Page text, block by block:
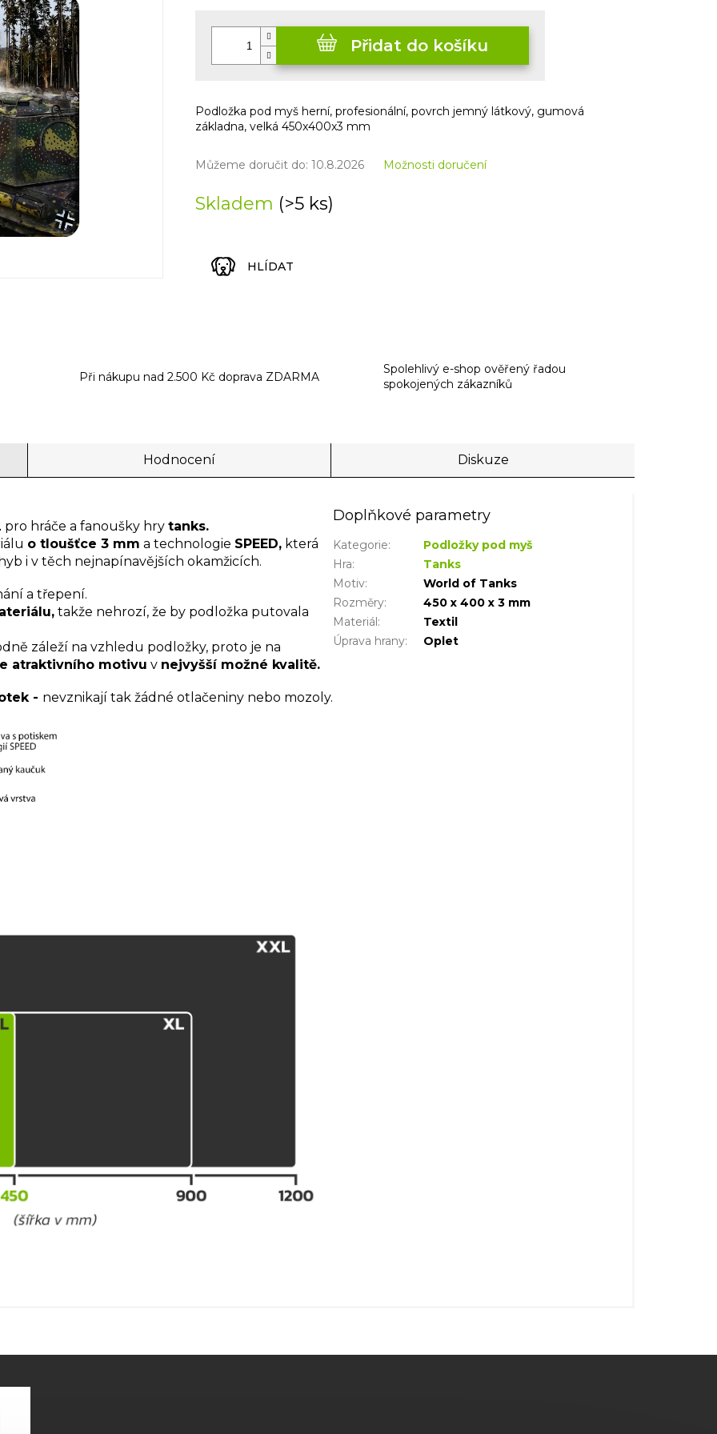
Skladem (>5 ks)
Můžeme doručit do: 10.8.2026 Možnosti doručení
Přidat do košíku
Podložka pod myš herní, profesionální, povrch jemný látkový, gumová
základna, velká 450x400x3 mm
HLÍDAT
Při nákupu nad 2.500 Kč doprava ZDARMA
Spolehlivý e-shop ověřený řadou
spokojených zákazníků
Hodnocení Diskuze
pro hráče a fanoušky hry tanks.
o tloušťce 3 mm a technologie SPEED, která
i v těch nejnapínavějších okamžicích.
a třepení.
takže nehrozí, že by podložka putovala
záleží na vzhledu podložky, proto je na
atraktivního motivu v nejvyšší možné kvalitě.
- nevznikají tak žádné otlačeniny nebo mozoly.
Doplňkové parametry
Kategorie:
Podložky pod myš
Hra:
Tanks
Motiv:
World of Tanks
Rozměry:
450 x 400 x 3 mm
Materiál:
Textil
Úprava hrany: Oplet